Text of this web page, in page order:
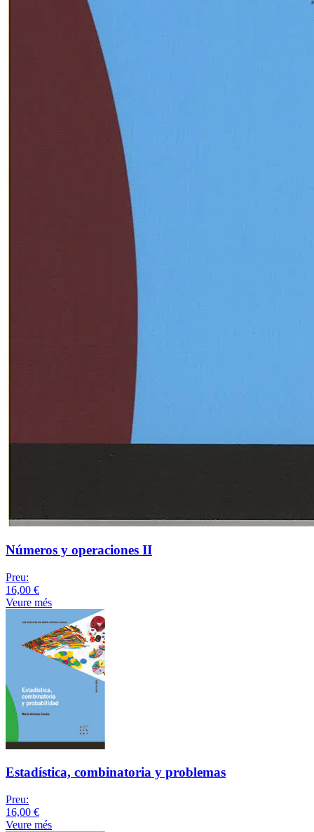
Números y operaciones II
Preu:
16,00 €
Veure més
Estadística, combinatoria y problemas
Preu:
16,00 €
Veure més